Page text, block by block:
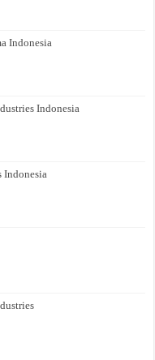
Indonesia
Indonesia
Indonesia